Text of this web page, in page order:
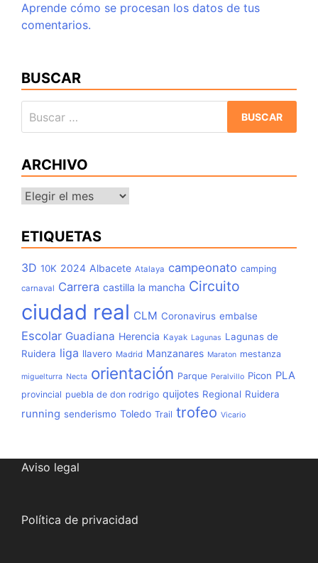
Aprende cómo se procesan los datos de tus
comentarios.
BUSCAR
ARCHIVO
Archivo
ETIQUETAS
3D 10K 2024 Albacete Atalaya campeonato camping
carnaval Carrera castilla la mancha Circuito
ciudad real CLM Coronavirus embalse
Escolar Guadiana Herencia Kayak Lagunas Lagunas de
Ruidera liga llavero Madrid Manzanares Maraton mestanza
miguelturra Necta orientación Parque Peralvillo Picon PLA
provincial puebla de don rodrigo quijotes Regional Ruidera
running senderismo Toledo Trail trofeo Vicario
Aviso legal
Política de privacidad